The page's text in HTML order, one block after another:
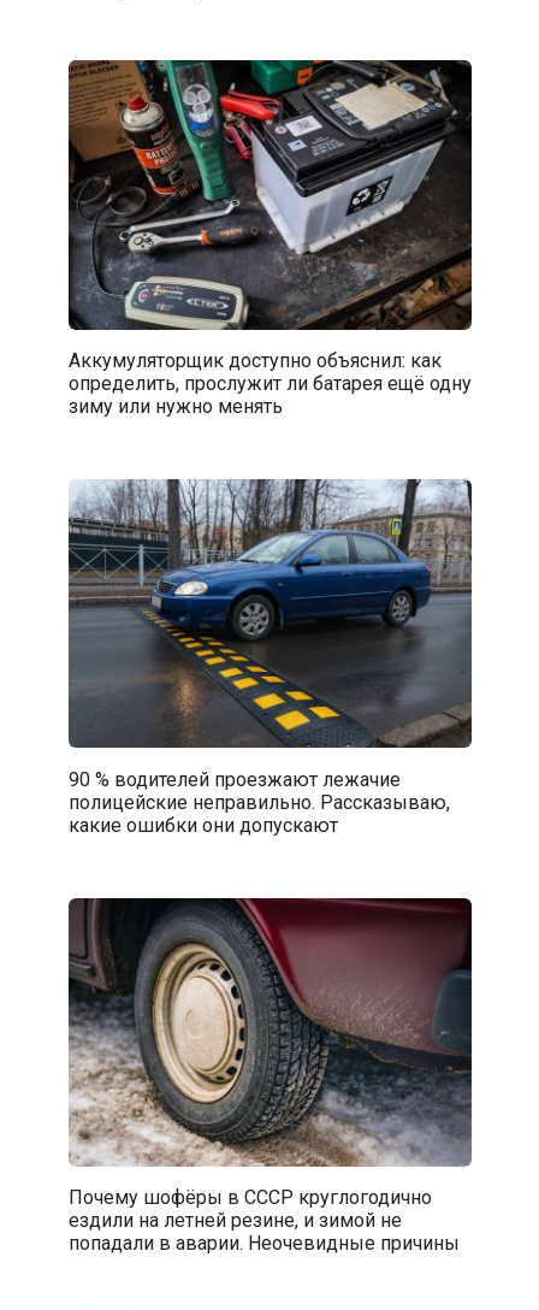
Аккумуляторщик доступно объяснил: как
определить, прослужит ли батарея ещё одну
зиму или нужно менять
90 % водителей проезжают лежачие
полицейские неправильно. Рассказываю,
какие ошибки они допускают
Почему шофёры в СССР круглогодично
ездили на летней резине, и зимой не
попадали в аварии. Неочевидные причины